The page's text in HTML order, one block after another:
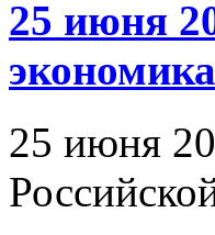
25 июня
25 июня